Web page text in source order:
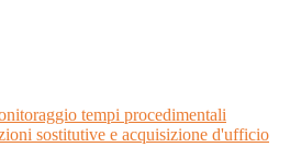
tempi procedimentali
sostitutive e acquisizione d'ufficio